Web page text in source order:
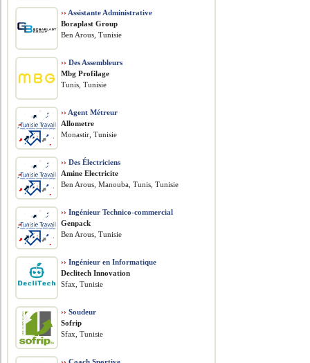
›› Assistante Administrative
Boraplast Group
Ben Arous, Tunisie
›› Des Assembleurs
Mbg Profilage
Tunis, Tunisie
›› Agent Métreur
Allometre
Monastir, Tunisie
›› Des Électriciens
Amine Electricite
Ben Arous, Manouba, Tunis, Tunisie
›› Ingénieur Technico-commercial
Genpack
Ben Arous, Tunisie
›› Ingénieur en Informatique
Declitech Innovation
Sfax, Tunisie
›› Soudeur
Sofrip
Sfax, Tunisie